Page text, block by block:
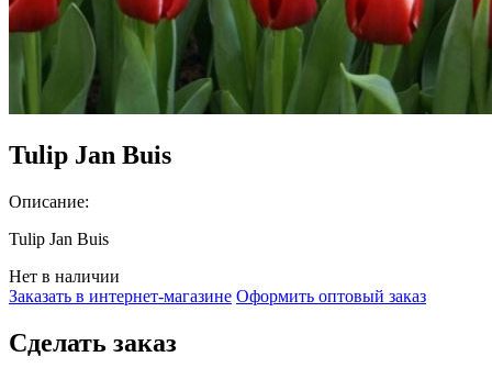
Tulip Jan Buis
Описание:
Tulip Jan Buis
Нет в наличии
Заказать в интернет-магазине Оформить оптовый заказ
Сделать заказ